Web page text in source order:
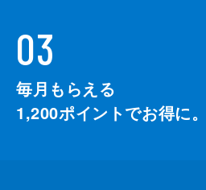
03
毎月もらえる
1,200ポイントでお得に。